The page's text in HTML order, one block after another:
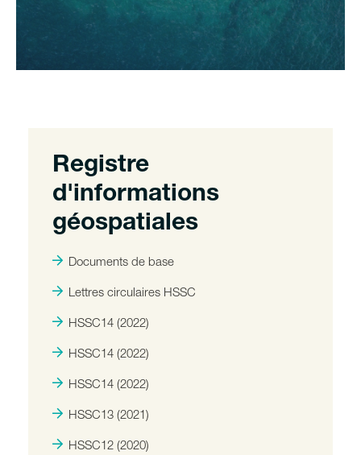
Registre
d'informations
géospatiales
Documents de base
Lettres circulaires HSSC
HSSC14 (2022)
HSSC14 (2022)
HSSC14 (2022)
HSSC13 (2021)
HSSC12 (2020)